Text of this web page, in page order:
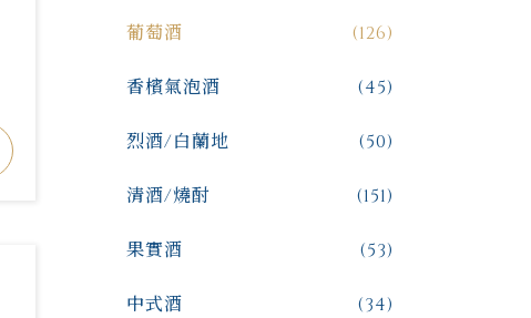
葡萄酒 (126)
香檳氣泡酒 (45)
烈酒/白蘭地 (50)
清酒/燒酎 (151)
果實酒 (53)
中式酒 (34)